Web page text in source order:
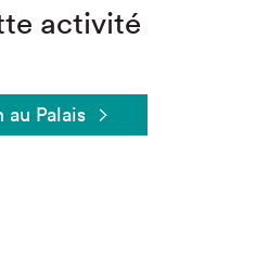
activité
Palais